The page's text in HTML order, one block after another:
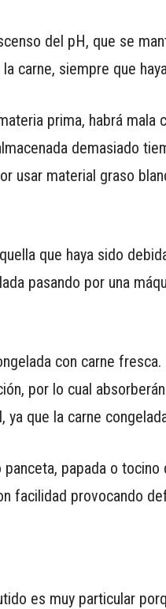
del pH, que se
carne, siempre que
prima, habrá
demasiado
usar material graso
que haya sido
pasando por una
con carne
por lo cual
que la carne
papada o
facilidad provocando
es muy particular